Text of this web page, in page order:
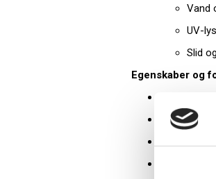
Vand
UV-
Slid
Egenskaber og
Stærk